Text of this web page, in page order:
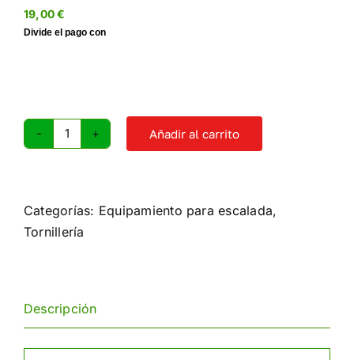
19,00€
Reunión
Fixe
ecotri
Añadir al carrito
Categorías: Equipamiento para escalada,
Tornillería
Descripción